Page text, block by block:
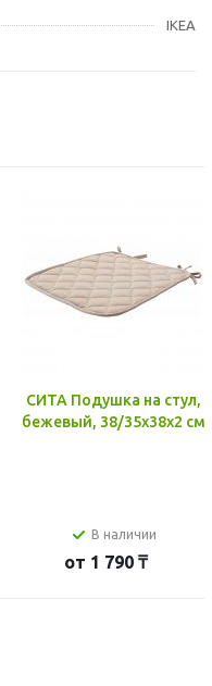
IKEA
СИТА Подушка на стул,
бежевый, 38/35x38x2 см
В наличии
от 1 790 ₸